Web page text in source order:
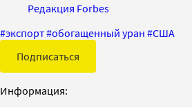
Редакция Forbes
#экспорт#обогащенный уран #США
Подписаться
Информация: